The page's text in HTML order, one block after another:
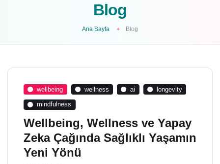
Blog
Ana Sayfa Blog
wellbeing wellness ai longevity
mindfulness
Wellbeing, Wellness ve Yapay
Zeka Çağında Sağlıklı Yaşamın
Yeni Yönü